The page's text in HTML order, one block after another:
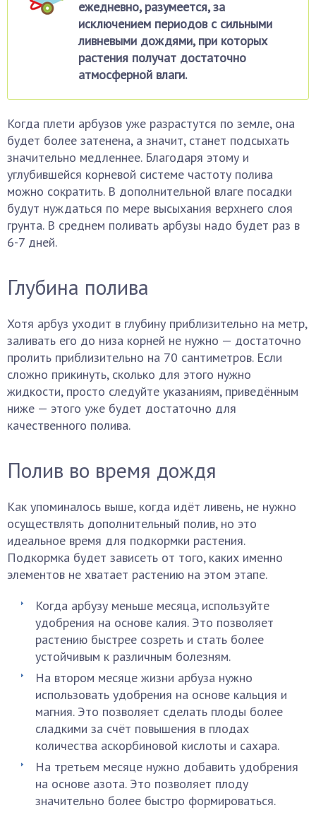
ежедневно, разумеется, за
исключением периодов с сильными
ливневыми дождями, при которых
растения получат достаточно
атмосферной влаги.
Когда плети арбузов уже разрастутся по земле, она
будет более затенена, а значит, станет подсыхать
значительно медленнее. Благодаря этому и
углубившейся корневой системе частоту полива
можно сократить. В дополнительной влаге посадки
будут нуждаться по мере высыхания верхнего слоя
грунта. В среднем поливать арбузы надо будет раз в
6-7 дней.
Глубина полива
Хотя арбуз уходит в глубину приблизительно на метр,
заливать его до низа корней не нужно — достаточно
пролить приблизительно на 70 сантиметров. Если
сложно прикинуть, сколько для этого нужно
жидкости, просто следуйте указаниям, приведённым
ниже — этого уже будет достаточно для
качественного полива.
Полив во время дождя
Как упоминалось выше, когда идёт ливень, не нужно
осуществлять дополнительный полив, но это
идеальное время для подкормки растения.
Подкормка будет зависеть от того, каких именно
элементов не хватает растению на этом этапе.
Когда арбузу меньше месяца, используйте
удобрения на основе калия. Это позволяет
растению быстрее созреть и стать более
устойчивым к различным болезням.
На втором месяце жизни арбуза нужно
использовать удобрения на основе кальция и
магния. Это позволяет сделать плоды более
сладкими за счёт повышения в плодах
количества аскорбиновой кислоты и сахара.
На третьем месяце нужно добавить удобрения
на основе азота. Это позволяет плоду
значительно более быстро формироваться.